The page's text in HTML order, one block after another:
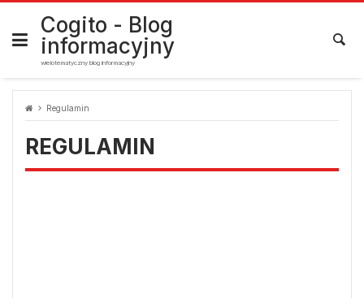
Cogito - Blog
informacyjny
wielotematyczny blog informacyjny
Regulamin
REGULAMIN